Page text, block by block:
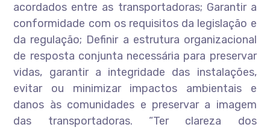
acordados entre as transportadoras; Garantir a
conformidade com os requisitos da legislação e
da regulação; Definir a estrutura organizacional
de resposta conjunta necessária para preservar
vidas, garantir a integridade das instalações,
evitar ou minimizar impactos ambientais e
danos às comunidades e preservar a imagem
das transportadoras. “Ter clareza dos